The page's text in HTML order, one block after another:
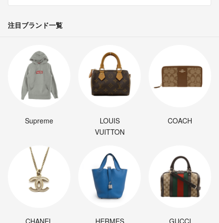
注目ブランド一覧
Supreme
LOUIS
VUITTON
COACH
CHANEL HERMES GUCCI